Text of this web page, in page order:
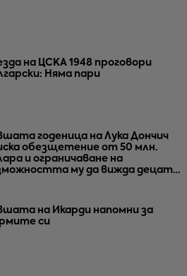
на ЦСКА 1948 проговори
Няма пари
годеница на Лука Дончич
обезщетение от 50 млн.
и ограничаване на
му да вижда децата
на Икарди напомни за
си